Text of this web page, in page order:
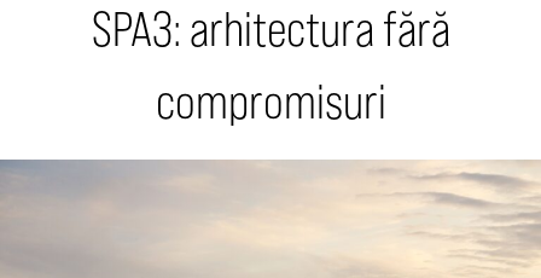
SPA3: arhitectura fără
compromisuri